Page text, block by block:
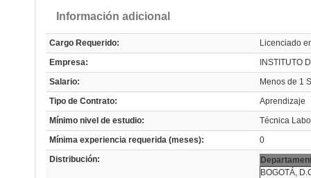
Información adicional
Cargo Requerido:
Licenciado
Empresa:
INSTITUTO
Salario:
Menos de 1
Tipo de Contrato:
Aprendizaje
Mínimo nivel de estudio:
Técnica
Mínima experiencia requerida (meses):
0
Distribución:
BOGOTÁ,